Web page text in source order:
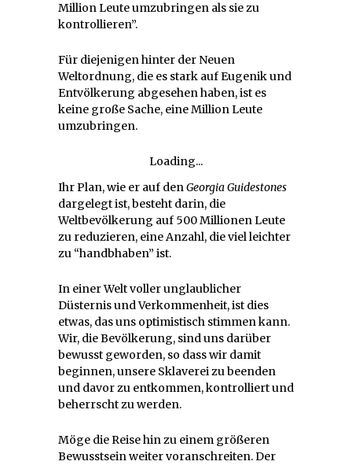
Million Leute umzubringen als sie zu
kontrollieren”.
Für diejenigen hinter der Neuen
Weltordnung, die es stark auf Eugenik und
Entvölkerung abgesehen haben, ist es
keine große Sache, eine Million Leute
umzubringen.
Loading...
Ihr Plan, wie er auf denGeorgia Guidestones
dargelegt ist, besteht darin, die
Weltbevölkerung auf 500 Millionen Leute
zu reduzieren, eine Anzahl, die viel leichter
zu “handbhaben” ist.
In einer Welt voller unglaublicher
Düsternis und Verkommenheit, ist dies
etwas, das uns optimistisch stimmen kann.
Wir, die Bevölkerung, sind uns darüber
bewusst geworden, so dass wir damit
beginnen, unsere Sklaverei zu beenden
und davor zu entkommen, kontrolliert und
beherrscht zu werden.
Möge die Reise hin zu einem größeren
Bewusstsein weiter voranschreiten. Der